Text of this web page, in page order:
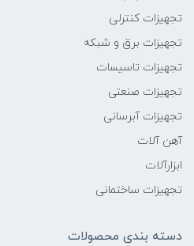
تجهیزات کنترلی
تجهیزات برق و شبکه
تجهیزات تاسیسات
تجهیزات صنعتی
تجهیزات آبرسانی
آهن آلات
ابزارآلات
تجهیزات ساختمانی
دسته بندی محصولات